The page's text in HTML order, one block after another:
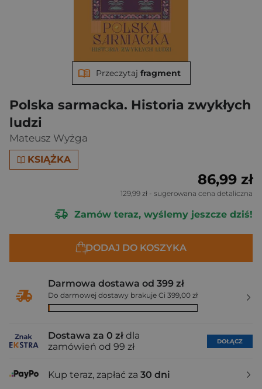
Polska sarmacka. Historia zwykłych
ludzi
Mateusz Wyżga
KSIĄŻKA
Przeczytaj fragment
86,99 zł
129,99 zł - sugerowana cena detaliczna
Zamów teraz, wyślemy jeszcze dziś!
DODAJ DO KOSZYKA
Darmowa dostawa od 399 zł
Do darmowej dostawy brakuje Ci 399,00 zł
Dostawa za 0 zł dla
zamówień od 99 zł
DOŁĄCZ
Kup teraz, zapłać za 30 dni